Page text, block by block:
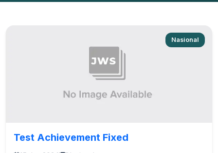
Nasional
Test Achievement Fixed